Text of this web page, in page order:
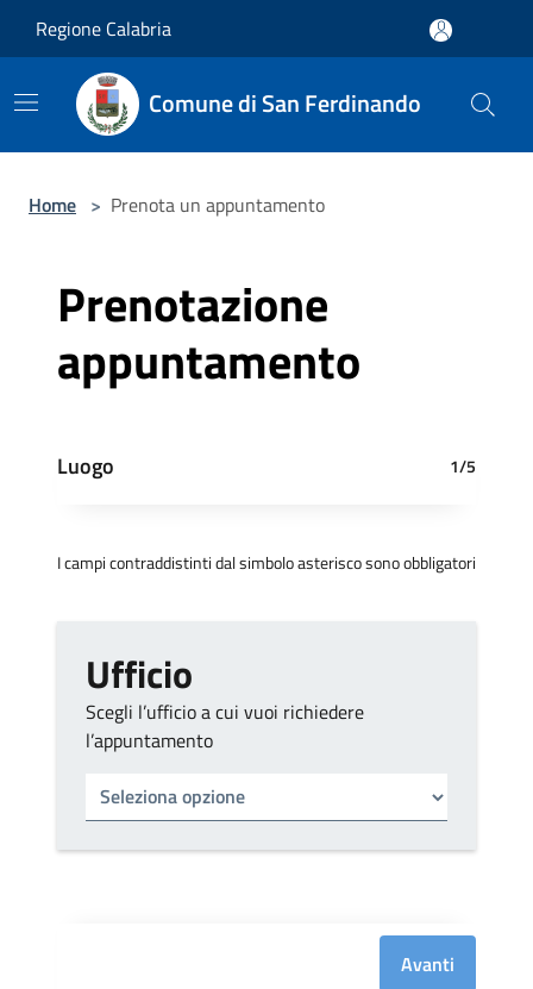
Regione Calabria
Comune di San Ferdinando
Home > Prenota un appuntamento
Prenotazione
appuntamento
Luogo 1/5
I campi contraddistinti dal simbolo asterisco sono obbligatori
Ufficio
Scegli l’ufficio a cui vuoi richiedere
l’appuntamento
Tipo di ufficio
Avanti